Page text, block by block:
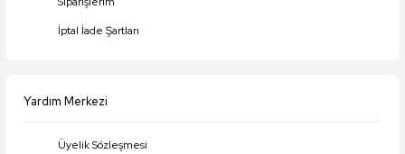
İptal İade Şartları
Yardım Merkezi
Üyelik Sözleşmesi